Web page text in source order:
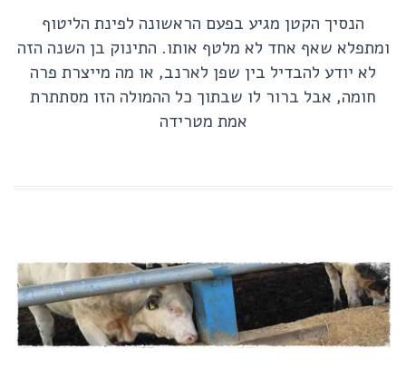
הנסיך הקטן מגיע בפעם הראשונה לפינת הליטוף
ומתפלא שאף אחד לא מלטף אותו. התינוק בן השנה הזה
לא יודע להבדיל בין שפן לארנב, או מה מייצרת פרה
חומה, אבל ברור לו שבתוך כל ההמולה הזו מסתתרת
אמת מטרידה